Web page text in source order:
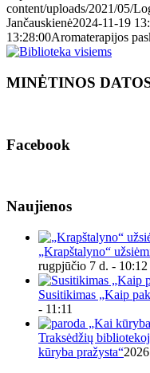
content/uploads/2021/05/
Jančauskienė2024-11-19
13:28:00Aromaterapijos
MINĖTINOS
Facebook
Naujienos
„Krapštalyno“
rugpjūčio 7 d. - 10:12
Susitikimas „Kaip
- 11:11
Traksėdžių
kūryba pražysta“